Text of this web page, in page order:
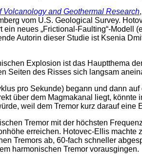
Volcanology and Geothermal Research
vom U.S. Geological Survey.
neues „Frictional-Faulting“-Modell
Autorin dieser Studie ist Ksenia
Explosion ist das Hauptthema
des Risses sich langsam
pro Sekunde) begann und dann
über dem Magmakanal liegt,
weil dem Tremor kurz darauf eine
Tremor mit der höchsten
erreichen. Hotovec-Ellis
Tremors ab, 60-fach schneller
harmonischen Tremor vorausgingen.